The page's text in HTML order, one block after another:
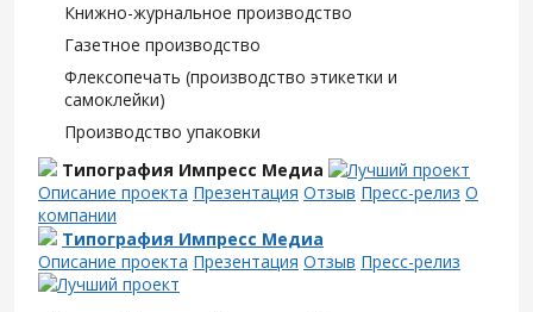
Книжно-журнальное производство
Газетное производство
Флексопечать (производство этикетки и
самоклейки)
Производство упаковки
Типография Импресс Медиа
Описание проекта Презентация Отзыв Пресс-релиз О
компании
Типография Импресс Медиа
Описание проекта Презентация Отзыв Пресс-релиз